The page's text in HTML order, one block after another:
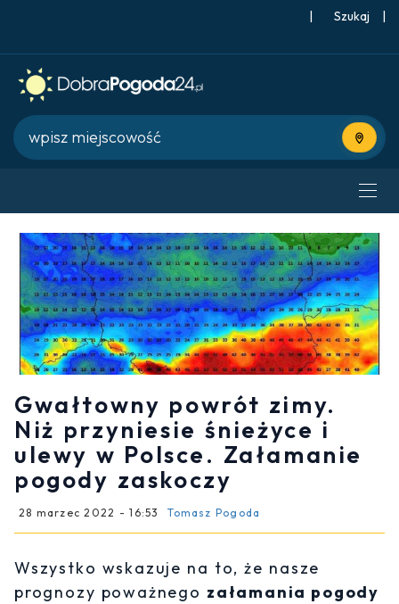
| |
Użyj
Gwałtowny powrót zimy.
Niż przyniesie śnieżyce i
ulewy w Polsce. Załamanie
pogody zaskoczy
28 marzec 2022 - 16:53 Tomasz Pogoda
Wszystko wskazuje na to, że nasze
prognozy poważnego załamania pogody